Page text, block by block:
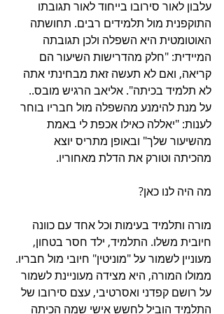
עלבון לאור סירובו בייחוד לאור תגובתו
התוקפנית מול תלמידים רבים. תחושתה
האוטומטית היא השפלה ולכן תגובתה
המיידית: "חלק מהדרישות השיעור הם
קריאה, ואם לא תעשה זאת מבחינתי אתה
לא תלמיד בכיתה". אליאב הרגיש מובס..
על מנת להימנע מהשפלה מול חבריו בוחר
לענות: "יאללה כאילו אכפת לי באמת
מהשיעור שלך" ובאופן מתריס יוצא
מהכיתה וטורק את הדלת מאחוריו.
מה היה לנו כאן?
מורה ותלמיד בעימות וכל אחד עם כוונה
חיובית משלו. התלמיד, ילד חסר בטחון,
מעוניין לשמור על "מוניטין" חיובי מול חבריו.
ממולו המורה, היא מצידה מעוניינת לשמור
על רושם קפדני ואסרטיבי, עצם סירובו של
התלמיד הוביל לחשש אישי שמה הכיתה